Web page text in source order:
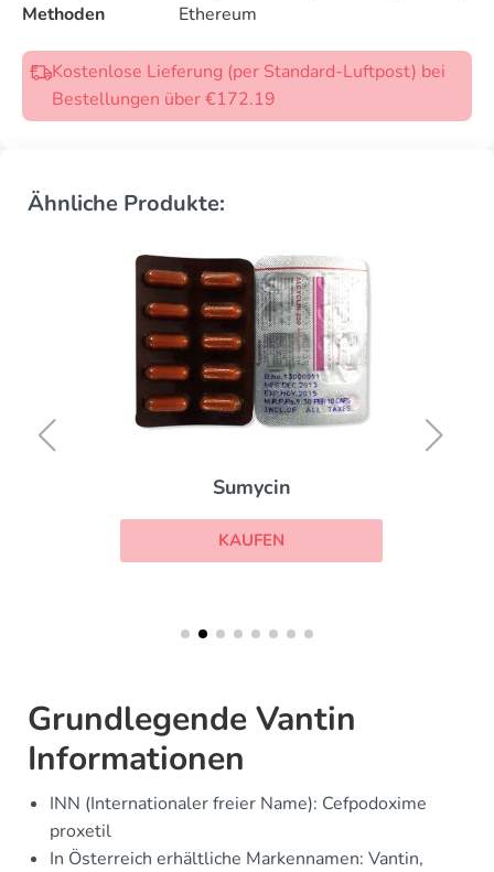
Methoden
Ethereum
Kostenlose Lieferung (per Standard-Luftpost) bei
Bestellungen über €172.19
Ähnliche Produkte:
Sumycin
KAUFEN
Grundlegende Vantin
Informationen
INN (Internationaler freier Name): Cefpodoxime
proxetil
In Österreich erhältliche Markennamen: Vantin,